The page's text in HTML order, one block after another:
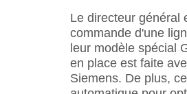
Le directeur général
commande d'une
leur modèle spécial
en place est faite
Siemens. De plus,